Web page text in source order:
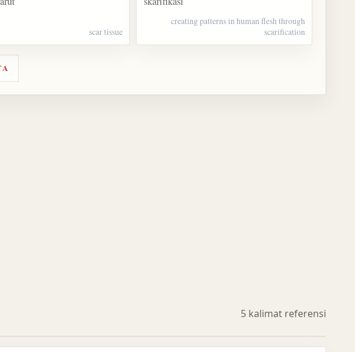
scar tissue
creating patterns in human flesh through
scarification
5 kalimat referensi